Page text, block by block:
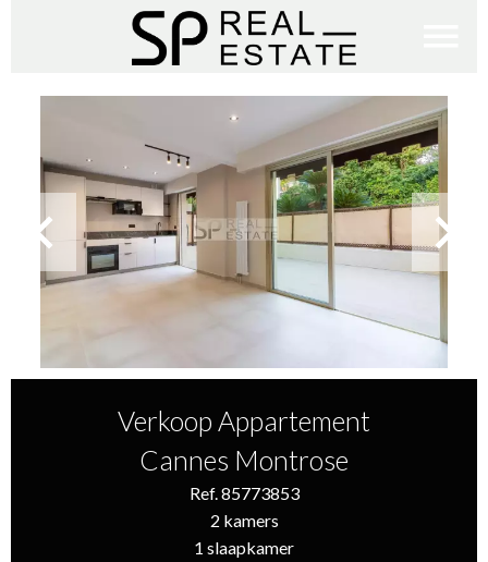
Verkoop Appartement
Cannes Montrose
Ref. 85773853
2 kamers
1 slaapkamer